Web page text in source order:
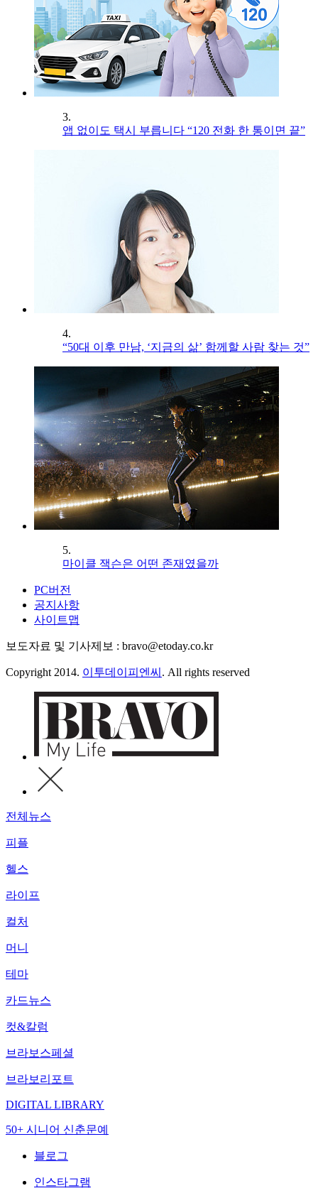
3.
앱 없이도 택시 부릅니다 “120 전화 한 통이면 끝”
4.
“50대 이후 만남, ‘지금의 삶’ 함께할 사람 찾는 것”
5.
마이클 잭슨은 어떤 존재였을까
PC버전
공지사항
사이트맵
보도자료 및 기사제보 : bravo@etoday.co.kr
Copyright 2014. 이투데이피엔씨 . All rights reserved
전체뉴스
피플
헬스
라이프
컬처
머니
테마
카드뉴스
컷&칼럼
브라보스페셜
브라보리포트
DIGITAL LIBRARY
50+ 시니어 신춘문예
블로그
인스타그램